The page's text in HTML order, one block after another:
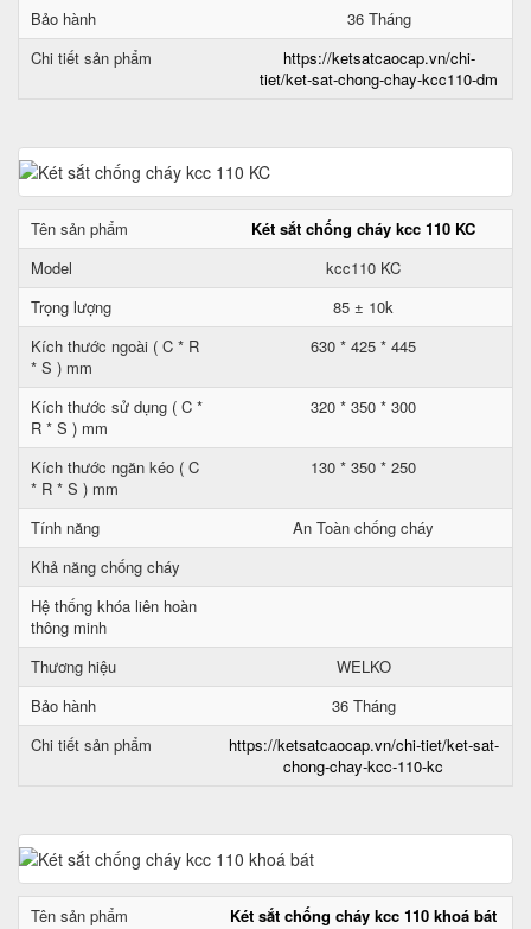
Bảo hành
36 Tháng
Chi tiết sản phẩm
https://ketsatcaocap.vn/chi-
tiet/ket-sat-chong-chay-kcc110-dm
Tên sản phẩm
Két sắt chống cháy kcc 110 KC
Model
kcc110 KC
Trọng lượng
85 ± 10k
Kích thước ngoài ( C * R
* S ) mm
630 * 425 * 445
Kích thước sử dụng ( C *
R * S ) mm
320 * 350 * 300
Kích thước ngăn kéo ( C
* R * S ) mm
130 * 350 * 250
Tính năng
An Toàn chống cháy
Khả năng chống cháy
Hệ thống khóa liên hoàn
thông minh
Thương hiệu
WELKO
Bảo hành
36 Tháng
Chi tiết sản phẩm
https://ketsatcaocap.vn/chi-tiet/ket-sat-
chong-chay-kcc-110-kc
Tên sản phẩm
Két sắt chống cháy kcc 110 khoá bát